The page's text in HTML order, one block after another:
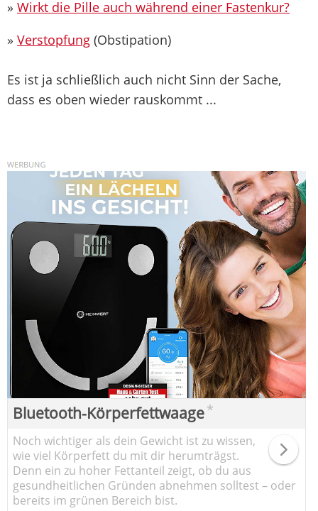
» Wirkt die Pille auch während einer Fastenkur?
» Verstopfung (Obstipation)
Es ist ja schließlich auch nicht Sinn der Sache,
dass es oben wieder rauskommt ...
Bluetooth-Körperfettwaage*
Noch wichtiger als dein Gewicht ist zu wissen,
wie viel Körperfett du mit dir herumträgst.
Denn ein zu hoher Fettanteil zeigt, ob du aus
gesundheitlichen Gründen abnehmen solltest – oder
bereits im grünen Bereich bist.